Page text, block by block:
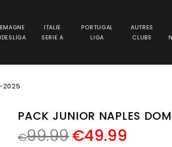
ITALIE
SERIE A
PORTUGAL
LIGA
AUTRES
CLUBS
2025
PACK JUNIOR NAPLES
€99.99€49.99